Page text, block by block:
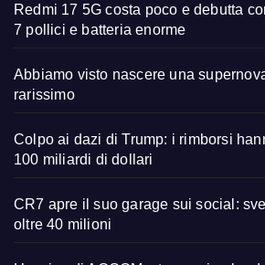
Redmi 17 5G costa poco e debutta
7 pollici e batteria enorme
Abbiamo visto nascere una
rarissimo
Colpo ai dazi di Trump: i rimborsi
100 miliardi di dollari
CR7 apre il suo garage sui social:
oltre 40 milioni